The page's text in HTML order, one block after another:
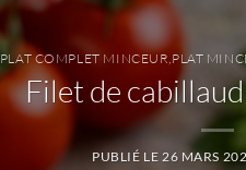
PLAT COMPLET MINCEUR PLAT
Filet de
PUBLIÉ LE 26 MARS